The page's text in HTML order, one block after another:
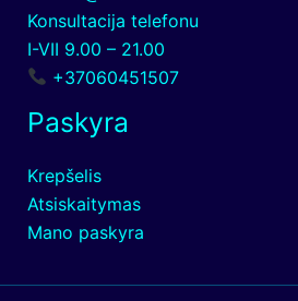
Konsultacija telefonu
I-VII 9.00 – 21.00
+37060451507
Paskyra
Krepšelis
Atsiskaitymas
Mano paskyra